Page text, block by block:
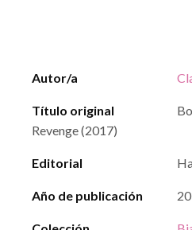
Autor/a
Título original
Revenge (2017)
Editorial
Año de publicación